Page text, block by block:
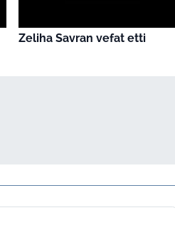
Zeliha Savran vefat etti